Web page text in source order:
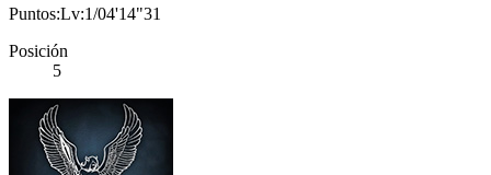
Puntos:Lv:1/04'14"31
Posición
5